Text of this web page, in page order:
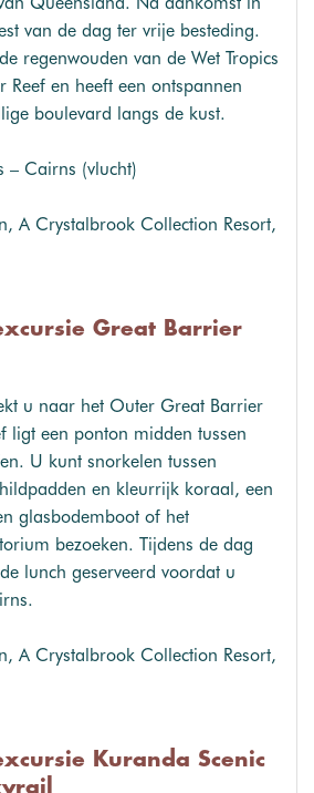
van de dag ter vrije besteding.
regenwouden van de Wet Tropics
Reef en heeft een ontspannen
boulevard langs de kust.
– Cairns (vlucht)
A Crystalbrook Collection Resort,
Great Barrier
u naar het Outer Great Barrier
ligt een ponton midden tussen
U kunt snorkelen tussen
en kleurrijk koraal, een
glasbodemboot of het
bezoeken. Tijdens de dag
lunch geserveerd voordat u
A Crystalbrook Collection Resort,
Kuranda Scenic